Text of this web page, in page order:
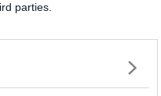
parties.